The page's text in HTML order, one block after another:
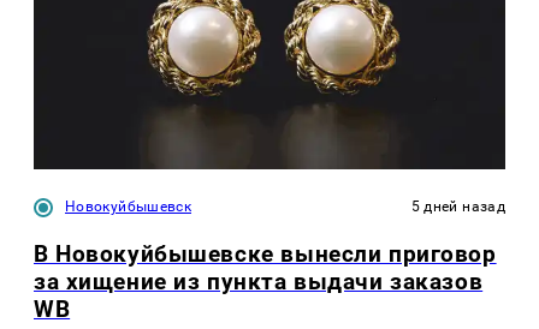
Новокуйбышевск 5 дней назад
В Новокуйбышевске вынесли приговор
за хищение из пункта выдачи заказов
WB